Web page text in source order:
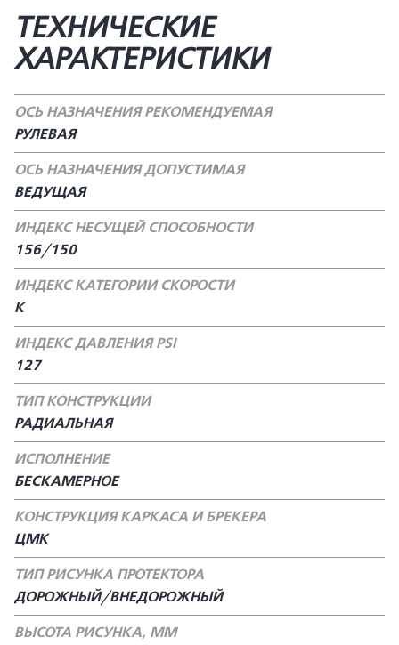
ТЕХНИЧЕСКИЕ
ХАРАКТЕРИСТИКИ
ОСЬ НАЗНАЧЕНИЯ РЕКОМЕНДУЕМАЯ
РУЛЕВАЯ
ОСЬ НАЗНАЧЕНИЯ ДОПУСТИМАЯ
ВЕДУЩАЯ
ИНДЕКС НЕСУЩЕЙ СПОСОБНОСТИ
156/150
ИНДЕКС КАТЕГОРИИ СКОРОСТИ
K
ИНДЕКС ДАВЛЕНИЯ PSI
127
ТИП КОНСТРУКЦИИ
РАДИАЛЬНАЯ
ИСПОЛНЕНИЕ
БЕСКАМЕРНОЕ
КОНСТРУКЦИЯ КАРКАСА И БРЕКЕРА
ЦМК
ТИП РИСУНКА ПРОТЕКТОРА
ДОРОЖНЫЙ/ВНЕДОРОЖНЫЙ
ВЫСОТА РИСУНКА, ММ